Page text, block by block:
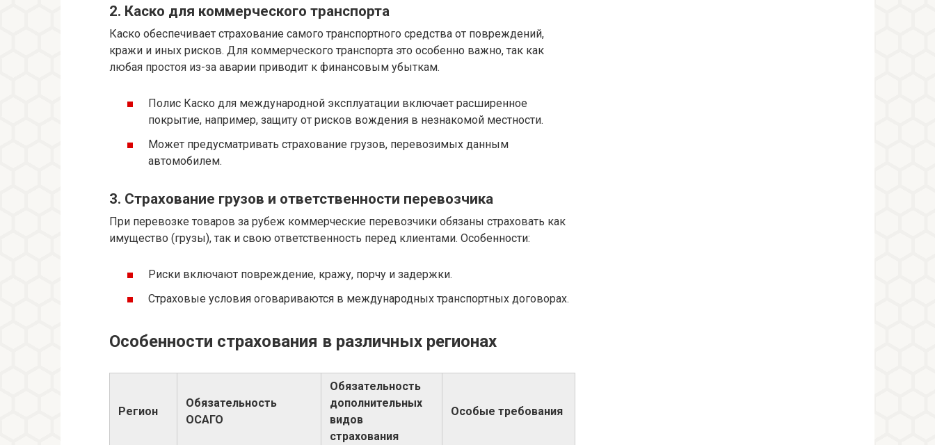
2. Каско для коммерческого транспорта
Каско обеспечивает страхование самого транспортного средства от повреждений,
кражи и иных рисков. Для коммерческого транспорта это особенно важно, так как
любая простоя из-за аварии приводит к финансовым убыткам.
Полис Каско для международной эксплуатации включает расширенное
покрытие, например, защиту от рисков вождения в незнакомой местности.
Может предусматривать страхование грузов, перевозимых данным
автомобилем.
3. Страхование грузов и ответственности перевозчика
При перевозке товаров за рубеж коммерческие перевозчики обязаны страховать как
имущество (грузы), так и свою ответственность перед клиентами. Особенности:
Риски включают повреждение, кражу, порчу и задержки.
Страховые условия оговариваются в международных транспортных договорах.
Особенности страхования в различных регионах
Регион
Обязательность
ОСАГО
Обязательность
дополнительных
видов
страхования
Особые требования